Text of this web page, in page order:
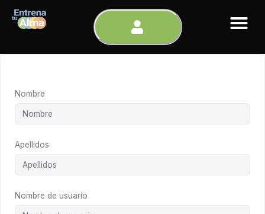
contenido
Nombre
Apellidos
Nombre de usuario